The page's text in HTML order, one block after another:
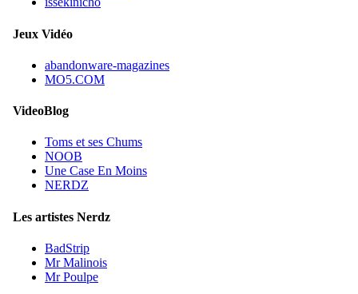
Jeux Vidéo
abandonware-magazines
MO5.COM
VideoBlog
Toms et ses Chums
NOOB
Une Case En Moins
NERDZ
Les artistes Nerdz
BadStrip
Mr Malinois
Mr Poulpe